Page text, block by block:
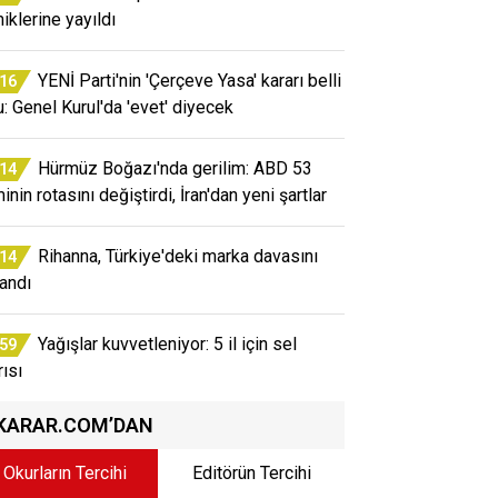
yayıldı
YENİ Parti'nin 'Çerçeve Yasa' kararı belli
Genel Kurul'da 'evet' diyecek
Hürmüz Boğazı'nda gerilim: ABD 53
rotasını değiştirdi, İran'dan yeni şartlar
Rihanna, Türkiye'deki marka davasını
Yağışlar kuvvetleniyor: 5 il için sel
Okurların Tercihi Editörün Tercihi